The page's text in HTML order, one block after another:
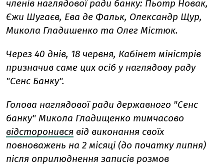
членів наглядової ради банку: Пьотр Новак,
Єжи Шугаєв, Ева де Фальк, Олександр Щур,
Микола Гладишенко та Олег Містюк.
Через 40 днів, 18 червня, Кабінет міністрів
призначив саме цих осіб у наглядову раду
"Сенс Банку".
Голова наглядової ради державного "Сенс
банку" Микола Гладищенко тимчасово
відсторонився від виконання своїх
повноважень на 2 місяці (до початку липня)
після оприлюднення записів розмов